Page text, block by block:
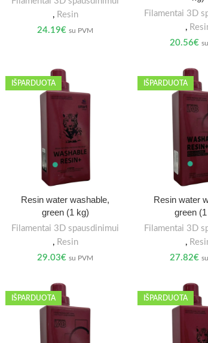
, Resin
24.19€ su PVM
Filamentai 3D
,
20.56€
IŠPARDUOTA
Resin water washable,
green (1 kg)
Filamentai 3D spausdinimui
, Resin
29.03€ su PVM
IŠPARDUOTA
Resin water
green
Filamentai 3D
,
27.82€
IŠPARDUOTA IŠPARDUOTA